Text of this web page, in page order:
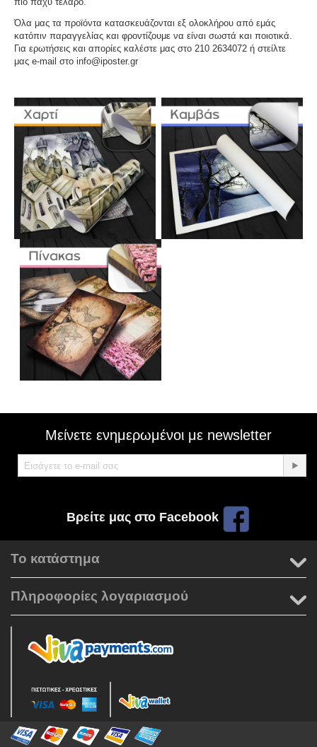
Όλα μας τα προϊόντα κατασκευάζονται εξ ολοκλήρου από εμάς
κατόπιν παραγγελίας και φροντίζουμε να είναι σωστά και ποιοτικά.
Για ερωτήσεις και απορίες καλέστε μας στο 210 2634072 ή στείλτε
μας e-mail στο info@iposter.gr
Μείνετε ενημερωμένοι με newsletter
Βρείτε μας στο Facebook
Το κατάστημα
Πληροφορίες λογαριασμού